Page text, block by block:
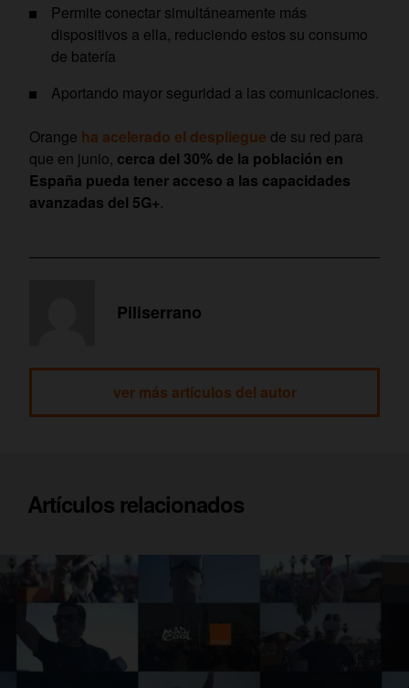
Permite conectar simultáneamente más
dispositivos a ella, reduciendo estos su consumo
de batería
Aportando mayor seguridad a las comunicaciones.
Orange ha acelerado el despliegue de su red para
que en junio, cerca del 30% de la población en
España pueda tener acceso a las capacidades
avanzadas del 5G+.
Piliserrano
ver más artículos del autor
Artículos relacionados